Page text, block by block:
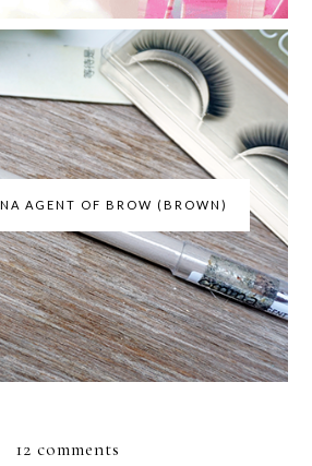
AGENT OF BROW (BROWN)
12 comments